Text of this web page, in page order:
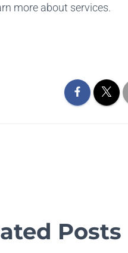
more about services.
Posts